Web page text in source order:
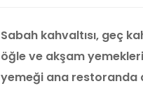
Sabah kahvaltısı, geç
öğle ve akşam
yemeği ana restoranda